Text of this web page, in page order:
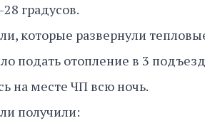
градусов.
которые развернули
подать отопление в 3
на месте ЧП всю ночь.
получили: